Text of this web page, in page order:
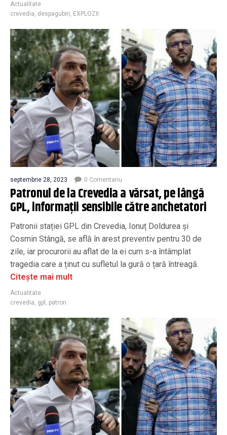
Actualitate
crevedia, despagubiri, EXPLOZII
septembrie 28, 2023 0 Comentariu
Patronul de la Crevedia a vărsat, pe lângă
GPL, informații sensibile către anchetatori
Patronii stației GPL din Crevedia, Ionuț Doldurea și
Cosmin Stângă, se află în arest preventiv pentru 30 de
zile, iar procurorii au aflat de la ei cum s-a întâmplat
tragedia care a ținut cu sufletul la gură o țară întreagă.
Citește mai mult
Actualitate
crevedia, gpl , patron